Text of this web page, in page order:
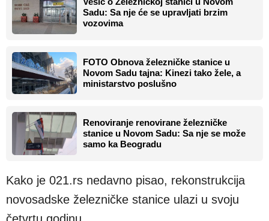
Sadu: Sa nje će se upravljati brzim
vozovima
FOTO Obnova železničke stanice u
Novom Sadu tajna: Kinezi tako žele, a
ministarstvo poslušno
Renoviranje renovirane železničke
stanice u Novom Sadu: Sa nje se može
samo ka Beogradu
Kako je 021.rs nedavno pisao, rekonstrukcija
novosadske železničke stanice ulazi u svoju